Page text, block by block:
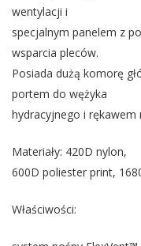
wentylacji i
specjalnym panelem z
wsparcia pleców.
Posiada dużą komorę
portem do wężyka
hydracyjnego i rękawem
Materiały: 420D nylon,
600D poliester print,
Właściwości: